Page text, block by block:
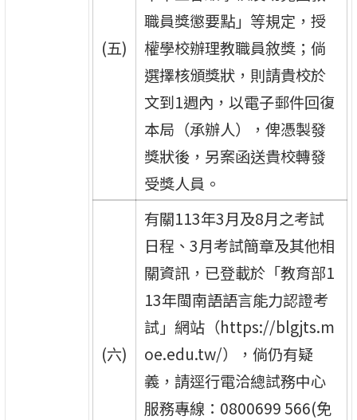
(五)
職員獎懲要點」等規定，授
權學校辦理教職員敘獎；倘
選擇核頒獎狀，則請貴校於
文到1週內，以電子郵件回復
本局（承辦人），俾憑製發
獎狀後，另案函送貴校轉發
受獎人員。
(六)
有關113年3月及8月之考試
日程、3月考試簡章及其他相
關資訊，已登載於「教育部1
13年閩南語語言能力認證考
試」網站（https://blgjts.m
oe.edu.tw/），倘仍有疑
義，請逕行電洽總試務中心
服務專線：0800699 566(免